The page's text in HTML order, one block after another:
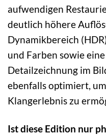
aufwendigen
deutlich höhere
Dynamikbereich
und Farben sowie
Detailzeichnung im
ebenfalls optimiert,
Klangerlebnis zu
Ist diese Edition nur